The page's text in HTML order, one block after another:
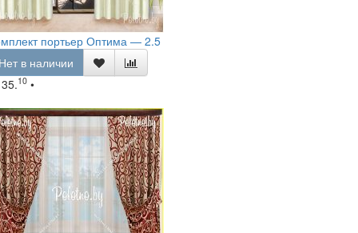
портьер Оптима — 2.5
в наличии
10 •